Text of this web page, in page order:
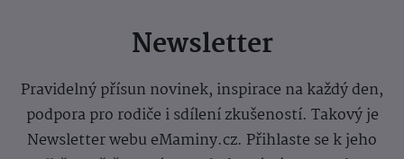
Newsletter
Pravidelný přísun novinek, inspirace na každý den,
podpora pro rodiče i sdílení zkušeností. Takový je
Newsletter webu eMaminy.cz. Přihlaste se k jeho